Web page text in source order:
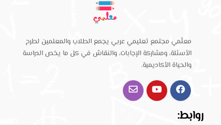
معلّمي مجتمع تعليمي عربي يجمع الطلاب والمعلمين لطرح
الأسئلة، ومشاركة الإجابات، والنقاش في كل ما يخص الدراسة
والحياة الأكاديمية.
روابط: